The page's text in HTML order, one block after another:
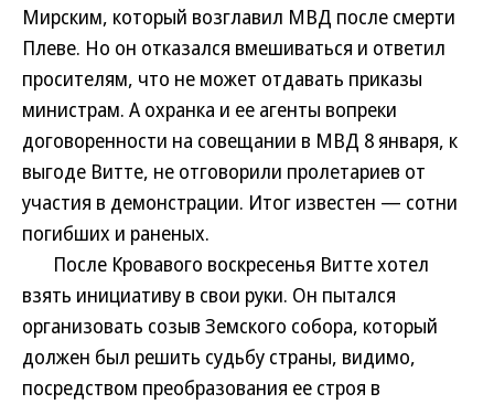
Мирским, который возглавил МВД после смерти
Плеве. Но он отказался вмешиваться и ответил
просителям, что не может отдавать приказы
министрам. А охранка и ее агенты вопреки
договоренности на совещании в МВД 8 января, к
выгоде Витте, не отговорили пролетариев от
участия в демонстрации. Итог известен — сотни
погибших и раненых.
После Кровавого воскресенья Витте хотел
взять инициативу в свои руки. Он пытался
организовать созыв Земского собора, который
должен был решить судьбу страны, видимо,
посредством преобразования ее строя в